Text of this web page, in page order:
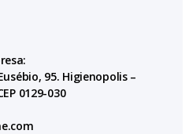
95. Higienopolis –
0129-030